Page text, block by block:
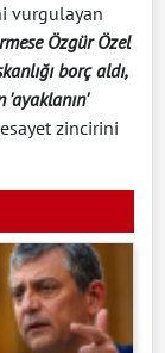
vurgulayan
Özgür Özel
borç aldı,
'ayaklanın'
zincirini